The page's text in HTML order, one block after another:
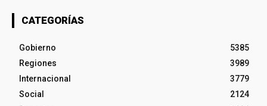
CATEGORÍAS
Gobierno
5385
Regiones
3989
Internacional
3779
Social
2124